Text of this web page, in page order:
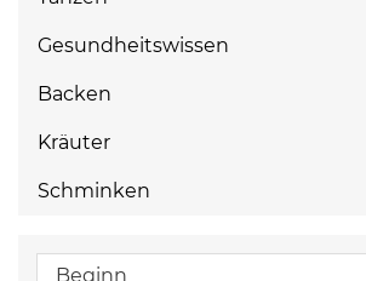
Gesundheitswissen
Backen
Kräuter
Schminken
Beginn